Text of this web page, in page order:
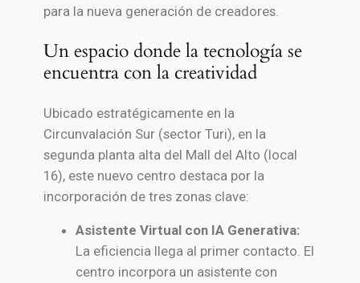
para la nueva generación de creadores.
Un espacio donde la tecnología se
encuentra con la creatividad
Ubicado estratégicamente en la
Circunvalación Sur (sector Turi), en la
segunda planta alta del Mall del Alto (local
16), este nuevo centro destaca por la
incorporación de tres zonas clave:
Asistente Virtual con IA Generativa:
La eficiencia llega al primer contacto. El
centro incorpora un asistente con